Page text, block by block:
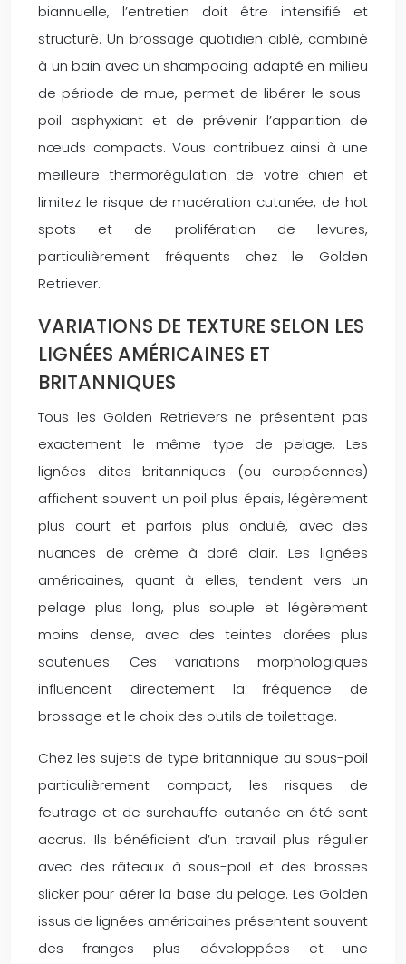
biannuelle, l’entretien doit être intensifié et
structuré. Un brossage quotidien ciblé, combiné
à un bain avec un shampooing adapté en milieu
de période de mue, permet de libérer le sous-
poil asphyxiant et de prévenir l’apparition de
nœuds compacts. Vous contribuez ainsi à une
meilleure thermorégulation de votre chien et
limitez le risque de macération cutanée, de hot
spots et de prolifération de levures,
particulièrement fréquents chez le Golden
Retriever.
VARIATIONS DE TEXTURE SELON LES
LIGNÉES AMÉRICAINES ET
BRITANNIQUES
Tous les Golden Retrievers ne présentent pas
exactement le même type de pelage. Les
lignées dites britanniques (ou européennes)
affichent souvent un poil plus épais, légèrement
plus court et parfois plus ondulé, avec des
nuances de crème à doré clair. Les lignées
américaines, quant à elles, tendent vers un
pelage plus long, plus souple et légèrement
moins dense, avec des teintes dorées plus
soutenues. Ces variations morphologiques
influencent directement la fréquence de
brossage et le choix des outils de toilettage.
Chez les sujets de type britannique au sous-poil
particulièrement compact, les risques de
feutrage et de surchauffe cutanée en été sont
accrus. Ils bénéficient d’un travail plus régulier
avec des râteaux à sous-poil et des brosses
slicker pour aérer la base du pelage. Les Golden
issus de lignées américaines présentent souvent
des franges plus développées et une